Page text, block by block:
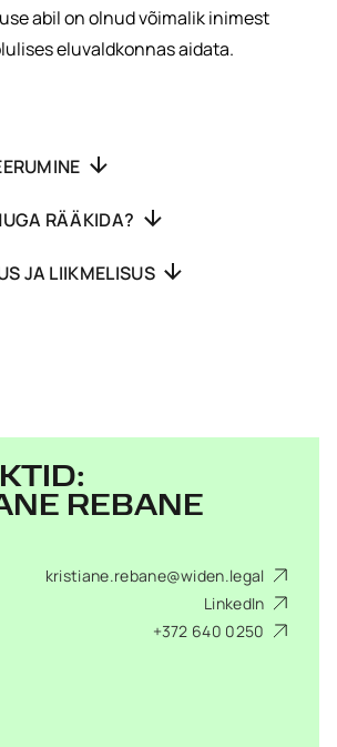
abil on olnud võimalik inimest
eluvaldkonnas aidata.
RÄÄKIDA?
JA LIIKMELISUS
REBANE
kristiane.rebane@widen.legal
LinkedIn
+372 640 0250